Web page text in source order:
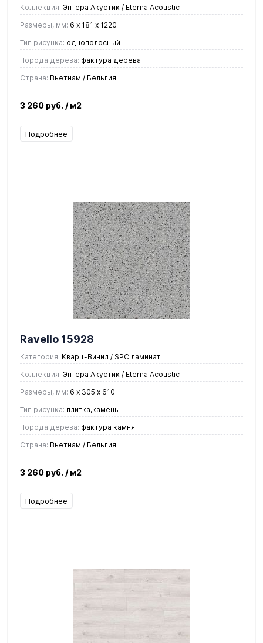
Коллекция: Энтера Акустик / Eterna Acoustic
Размеры, мм: 6 х 181 х 1220
Тип рисунка: однополосный
Порода дерева: фактура дерева
Страна: Вьетнам / Бельгия
3 260 руб. / м2
Подробнее
Ravello 15928
Категория: Кварц-Винил / SPC ламинат
Коллекция: Энтера Акустик / Eterna Acoustic
Размеры, мм: 6 х 305 х 610
Тип рисунка: плитка,камень
Порода дерева: фактура камня
Страна: Вьетнам / Бельгия
3 260 руб. / м2
Подробнее